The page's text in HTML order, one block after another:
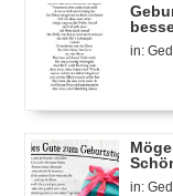
in:
in: